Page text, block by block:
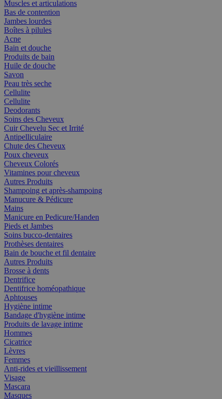
Muscles et articulations
Bas de contention
Jambes lourdes
Boîtes à pilules
Acne
Bain et douche
Produits de bain
Huile de douche
Savon
Peau très seche
Cellulite
Cellulite
Deodorants
Soins des Cheveux
Cuir Chevelu Sec et Irrité
Antipelliculaire
Chute des Cheveux
Poux cheveux
Cheveux Colorés
Vitamines pour cheveux
Autres Produits
Shampoing et après-shampoing
Manucure & Pédicure
Mains
Manicure en Pedicure/Handen
Pieds et Jambes
Soins bucco-dentaires
Prothèses dentaires
Bain de bouche et fil dentaire
Autres Produits
Brosse à dents
Dentrifice
Dentifrice homéopathique
Aphtouses
Hygiène intime
Bandage d'hygiène intime
Produits de lavage intime
Hommes
Cicatrice
Lèvres
Femmes
Anti-rides et vieillissement
Visage
Mascara
Masques